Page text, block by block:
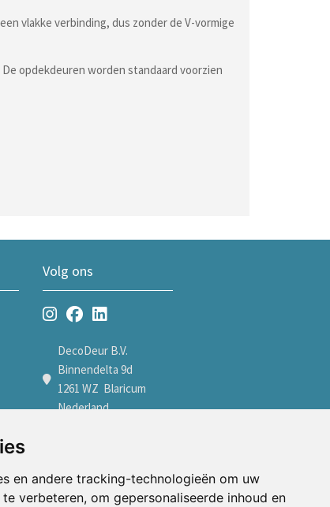
en andere tracking-technologieën om uw
verbeteren, om gepersonaliseerde inhoud en
vlakke verbinding, dus zonder de V-vormige
opdekdeuren worden standaard voorzien
Volg ons
DecoDeur B.V.
Binnendelta 9d
1261 WZ Blaricum
Nederland
Afspraak maken